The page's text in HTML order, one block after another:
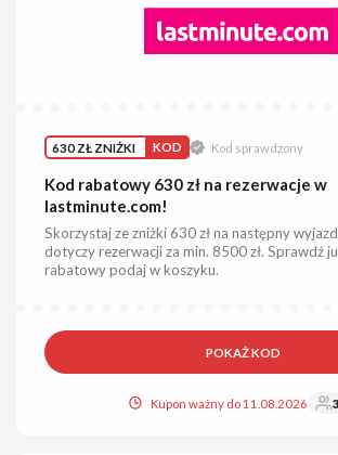
630 ZŁ ZNIŻKI KOD Kod sprawdzony
Kod rabatowy 630 zł na rezerwacje w
lastminute.com!
Skorzystaj ze zniżki 630 zł na następny
dotyczy rezerwacji za min. 8500 zł. Sprawdź
rabatowy podaj w koszyku.
POKAŻ KOD
Kupon ważny do 11.08.2026